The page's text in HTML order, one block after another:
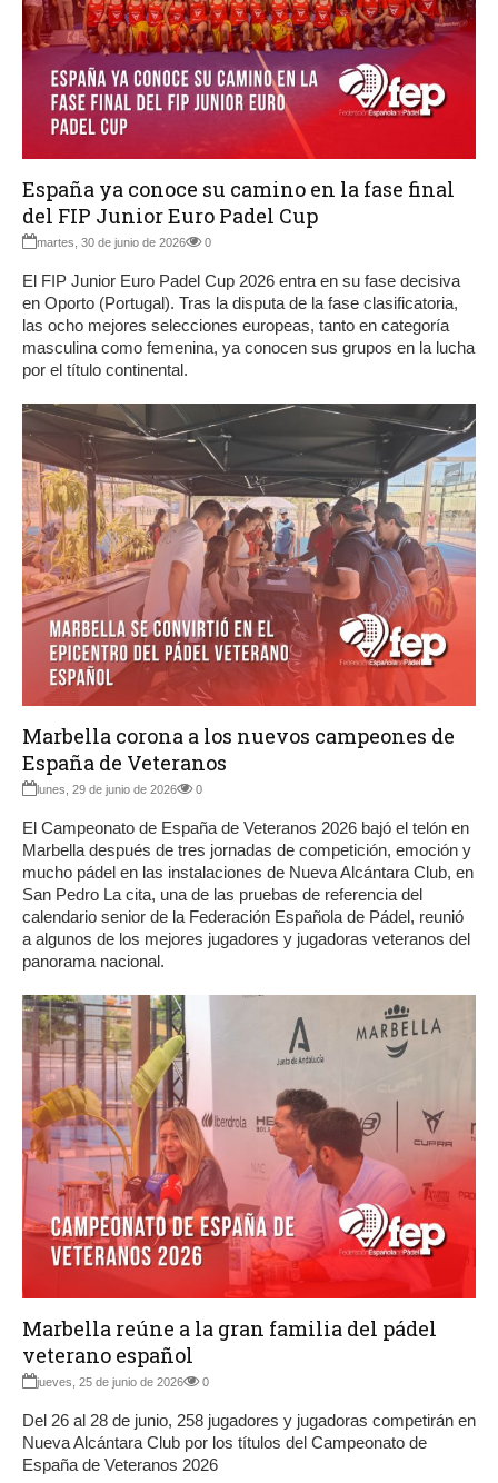
España ya conoce su camino en la fase final
del FIP Junior Euro Padel Cup
martes, 30 de junio de 2026 0
El FIP Junior Euro Padel Cup 2026 entra en su fase decisiva
en Oporto (Portugal). Tras la disputa de la fase clasificatoria,
las ocho mejores selecciones europeas, tanto en categoría
masculina como femenina, ya conocen sus grupos en la lucha
por el título continental.
Marbella corona a los nuevos campeones de
España de Veteranos
lunes, 29 de junio de 2026 0
El Campeonato de España de Veteranos 2026 bajó el telón en
Marbella después de tres jornadas de competición, emoción y
mucho pádel en las instalaciones de Nueva Alcántara Club, en
San Pedro La cita, una de las pruebas de referencia del
calendario senior de la Federación Española de Pádel, reunió
a algunos de los mejores jugadores y jugadoras veteranos del
panorama nacional.
Marbella reúne a la gran familia del pádel
veterano español
jueves, 25 de junio de 2026 0
Del 26 al 28 de junio, 258 jugadores y jugadoras competirán en
Nueva Alcántara Club por los títulos del Campeonato de
España de Veteranos 2026